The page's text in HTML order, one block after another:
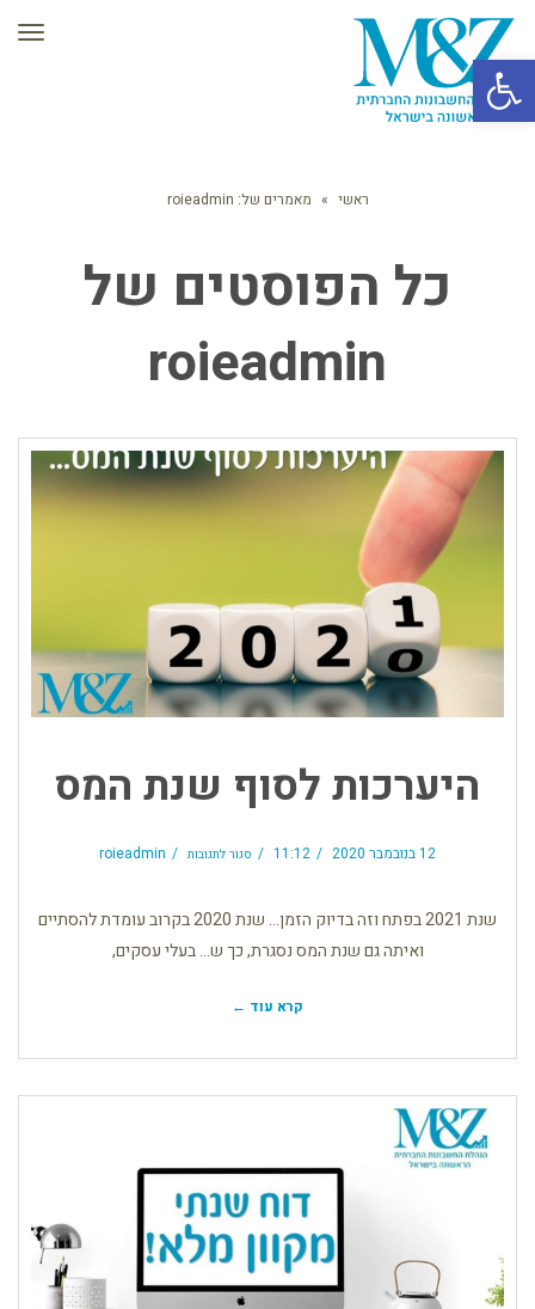
פתח סרגל נגישות
ראשי » מאמרים של: roieadmin
כל הפוסטים של
roieadmin
היערכות לסוף שנת המס
12 בנובמבר 2020 11:12 סגור לתגובות היערכות
לסוף roieadmin
שנת 2021 בפתח וזה בדיוק הזמן… שנת 2020 בקרוב עומדת להסתיים
ואיתה גם שנת המס נסגרת, כך ש… בעלי עסקים,
קרא עוד ←